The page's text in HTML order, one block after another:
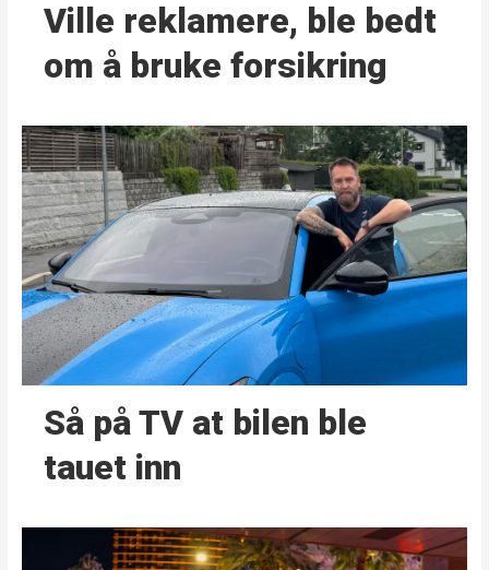
Ville reklamere, ble bedt
om å bruke forsikring
Så på TV at bilen ble
tauet inn